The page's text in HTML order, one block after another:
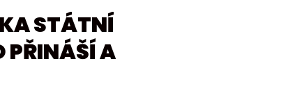
STÁTNÍ
PŘINÁŠÍ A